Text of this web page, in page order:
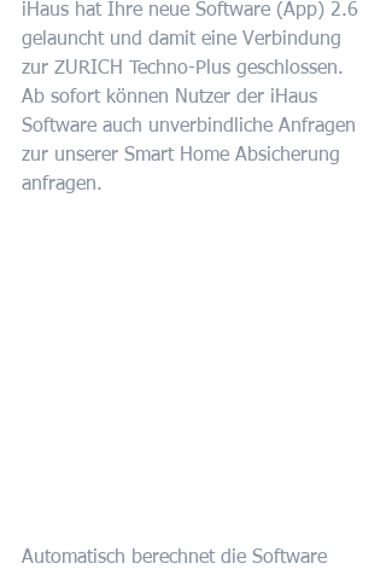
iHaus hat Ihre neue Software (App) 2.6
gelauncht und damit eine Verbindung
zur ZURICH Techno-Plus geschlossen.
Ab sofort können Nutzer der iHaus
Software auch unverbindliche Anfragen
zur unserer Smart Home Absicherung
anfragen.
Automatisch berechnet die Software